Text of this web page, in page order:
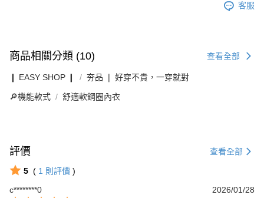
客服
商品相關分類 (10) 查看全部
❙ EASY SHOP ❙ 夯品 ❘ 好穿不貴，一穿就對
🔎機能款式 舒適軟鋼圈內衣
評價 查看全部
5 ( 1 則評價 )
c********0
2026/01/28